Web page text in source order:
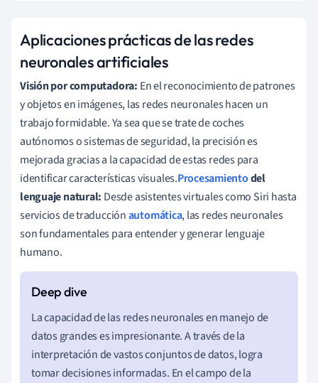
Aplicaciones prácticas de las redes
neuronales artificiales
Visión por computadora: En el reconocimiento de patrones
y objetos en imágenes, las redes neuronales hacen un
trabajo formidable. Ya sea que se trate de coches
autónomos o sistemas de seguridad, la precisión es
mejorada gracias a la capacidad de estas redes para
identificar características visuales.Procesamientodel
lenguaje natural: Desde asistentes virtuales como Siri hasta
servicios de traducciónautomática, las redes neuronales
son fundamentales para entender y generar lenguaje
humano.
La capacidad de las redes neuronales en manejo de
datos grandes es impresionante. A través de la
interpretación de vastos conjuntos de datos, logra
tomar decisiones informadas. En el campo de la